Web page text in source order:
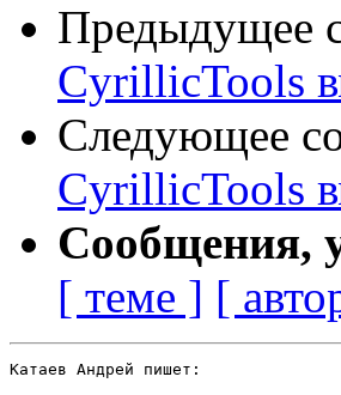
Предыдущее
CyrillicTools
Следующее
CyrillicTools
Сообщения,
[ теме ] [
Катаев Андрей пишет: